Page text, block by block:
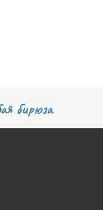
бирюза